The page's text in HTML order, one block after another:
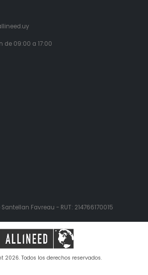
de 09:00 a 17:00
Favreau - RUT: 214766170015
2026. Todos los derechos reservados.